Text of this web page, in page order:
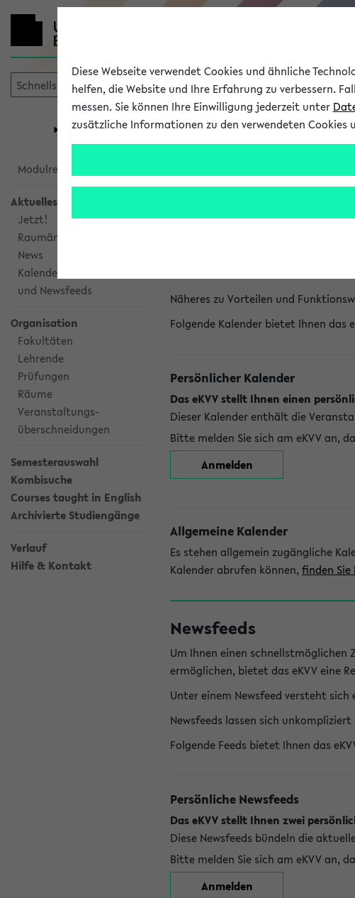
Universität Forschung
eKVV
Modulrecherche
Aktuelles
Jetzt!
Raumänderungen
News
Kalenderintegration
und Newsfeeds
Organisation
Fakultäten
Lehrende
Prüfungen
Räume
Veranstaltungs-
überschneidungen
Semesterauswahl
Kombisuche
Courses taught in English
Archivierte Studiengänge
Verlauf
Hilfe & Kontakt
Kalenderintegration
Das eKVV bietet Ihnen die
Näheres zu Vorteilen und
Folgende Kalender bietet Ihnen das
Persönlicher Kalender
Das eKVV stellt Ihnen einen
Dieser Kalender enthält die
Bitte melden Sie sich am eKVV an,
Anmelden
Allgemeine Kalender
Es stehen allgemein zugängliche
Kalender abrufen können, finden Sie
Newsfeeds
Um Ihnen einen schnellstmöglichen
ermöglichen, bietet das eKVV eine
Unter einem Newsfeed versteht
Newsfeeds lassen sich
Folgende Feeds bietet Ihnen das
Persönliche Newsfeeds
Das eKVV stellt Ihnen zwei
Diese Newsfeeds bündeln die
Bitte melden Sie sich am eKVV an,
Anmelden
Diese Webseite verwendet Cookies und ähnliche
helfen, die Website und Ihre Erfahrung zu verbessern.
messen. Sie können Ihre Einwilligung jederzeit unter
zusätzliche Informationen zu den verwendeten Cookies